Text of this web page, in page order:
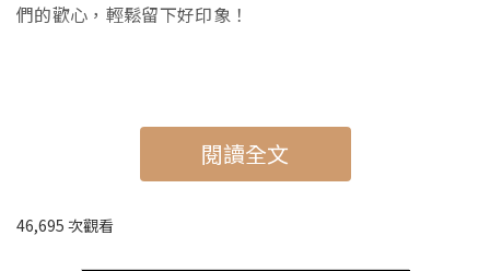
們的歡心，輕鬆留下好印象！
閱讀全文
46,695 次觀看